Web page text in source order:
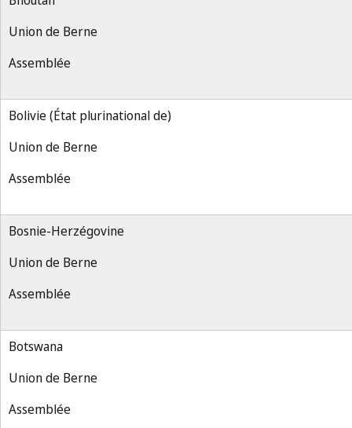
Union de Berne
Assemblée
Bolivie (État plurinational de)
Union de Berne
Assemblée
Bosnie-Herzégovine
Union de Berne
Assemblée
Botswana
Union de Berne
Assemblée